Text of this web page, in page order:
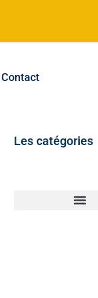
Contact
Les catégories